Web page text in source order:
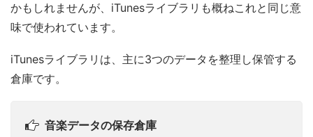
かもしれませんが、iTunesライブラリも概ねこれと同じ意
味で使われています。
iTunesライブラリは、主に3つのデータを整理し保管する
倉庫です。
音楽データの保存倉庫